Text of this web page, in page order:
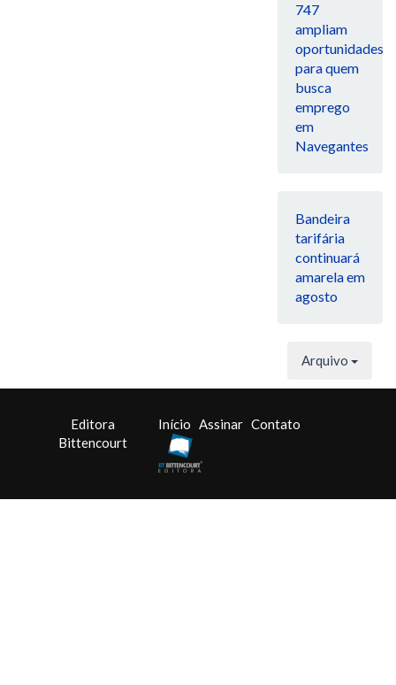
747
ampliam
oportunidades
para quem
busca
emprego
em
Navegantes
Bandeira
tarifária
continuará
amarela em
agosto
Arquivo
Editora
Bittencourt
Início Assinar Contato